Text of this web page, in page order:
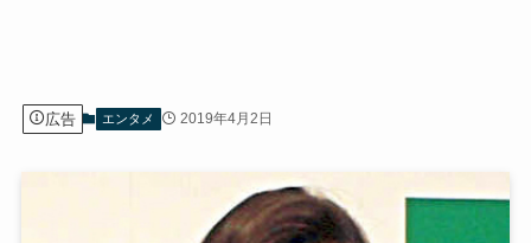
広告 エンタメ 2019年4月2日